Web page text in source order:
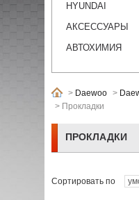
HYUNDAI
АКСЕССУАРЫ
АВТОХИМИЯ
> Daewoo >
> Прокладки
ПРОКЛАДКИ
Сортировать по